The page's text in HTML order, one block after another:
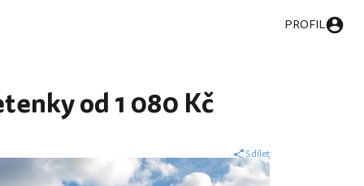
PROFIL
od 1 080 Kč
Sdílet